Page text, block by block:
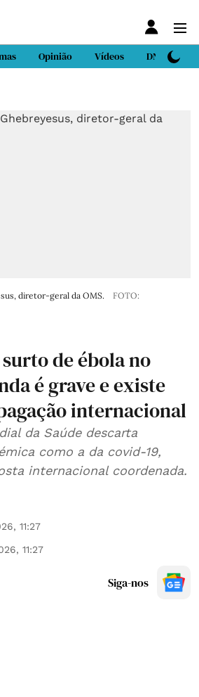
Opinião Vídeos DN Sport
diretor-geral da OMS.
FOTO:
de ébola no
é grave e existe
internacional
da Saúde descarta
como a da covid-19,
internacional coordenada.
11:27
11:27
Siga-nos